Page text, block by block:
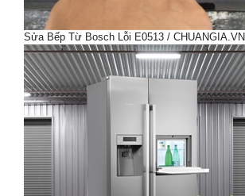
Sửa Bếp Từ Bosch Lỗi E0513 / CHUANGIA.VN